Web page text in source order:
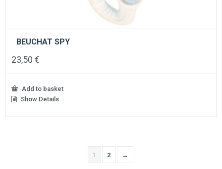
BEUCHAT SPY
23,50 €
Add to basket
Show Details
1 2 →